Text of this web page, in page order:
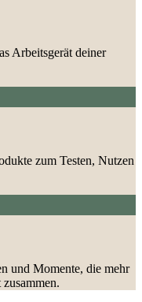
Arbeitsgerät deiner
zum Testen, Nutzen
und Momente, die mehr